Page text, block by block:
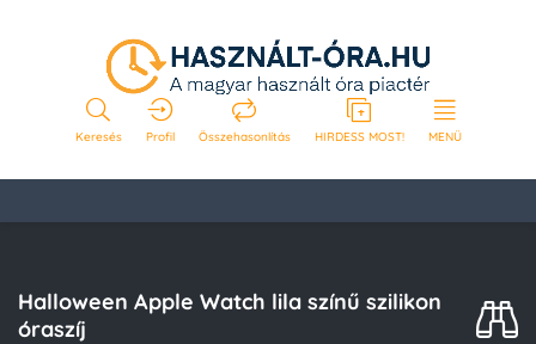
Keresés Profil Összehasonlítás HIRDESS MOST! MENÜ
Halloween Apple Watch lila színű szilikon
óraszíj